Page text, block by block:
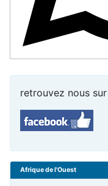
retrouvez nous sur
Afrique de l'Ouest